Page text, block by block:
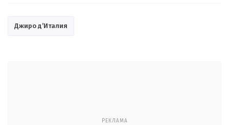
Джиро д’Италия
РЕКЛАМА